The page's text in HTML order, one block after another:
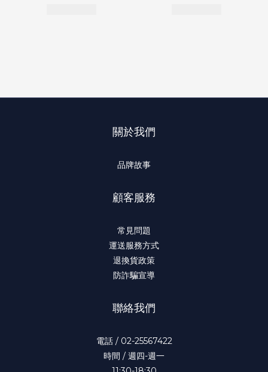
關於我們
品牌故事
顧客服務
常見問題
運送服務方式
退換貨政策
防詐騙宣導
聯絡我們
電話 / 02-25567422
時間 / 週四-週一